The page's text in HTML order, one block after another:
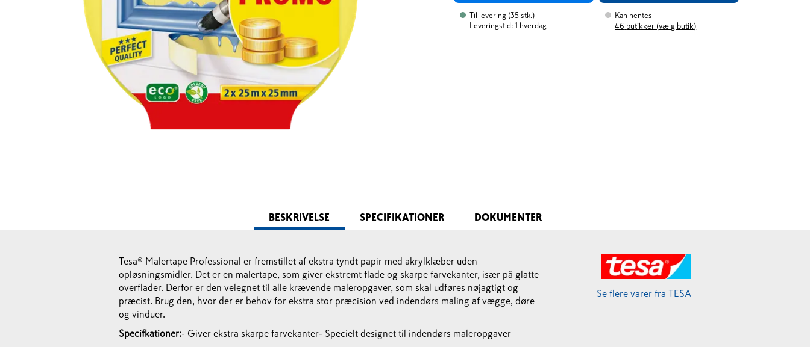
Til levering (35 stk.)
Leveringstid: 1 hverdag
Kan hentes i
46 butikker (vælg butik)
BESKRIVELSE SPECIFIKATIONER DOKUMENTER
Tesa® Malertape Professional er fremstillet af ekstra tyndt papir med akrylklæber uden
opløsningsmidler. Det er en malertape, som giver ekstremt flade og skarpe farvekanter, især på glatte
overflader. Derfor er den velegnet til alle krævende maleropgaver, som skal udføres nøjagtigt og
præcist. Brug den, hvor der er behov for ekstra stor præcision ved indendørs maling af vægge, døre
og vinduer.
Specifkationer:- Giver ekstra skarpe farvekanter- Specielt designet til indendørs maleropgaver
Se flere varer fra TESA